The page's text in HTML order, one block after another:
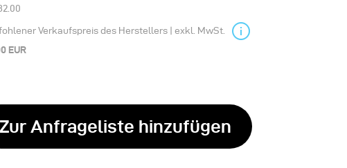
Verkaufspreis des Herstellers | exkl. MwSt.
EUR
Zur Anfrageliste hinzufügen